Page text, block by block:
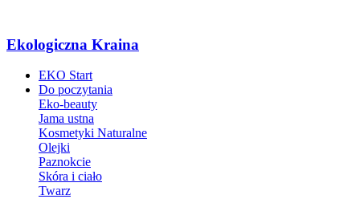
Ekologiczna Kraina
EKO Start
Do poczytania
Eko-beauty
Jama ustna
Kosmetyki Naturalne
Olejki
Paznokcie
Skóra i ciało
Twarz